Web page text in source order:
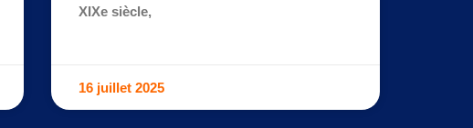
XIXe siècle,
16 juillet 2025